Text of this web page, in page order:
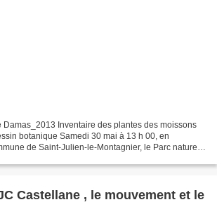
Inventaire des plantes des moissons
botanique Samedi 30 mai à 13 h 00, en
de Saint-Julien-le-Montagnier, le Parc naturel